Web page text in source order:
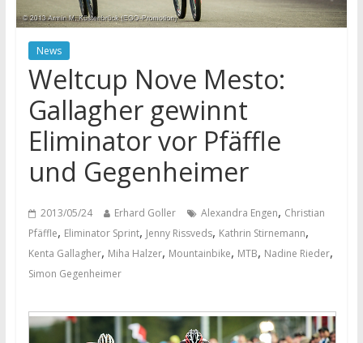
News
Weltcup Nove Mesto:
Gallagher gewinnt
Eliminator vor Pfäffle
und Gegenheimer
2013/05/24 Erhard Goller Alexandra Engen, Christian
Pfäffle, Eliminator Sprint, Jenny Rissveds, Kathrin Stirnemann,
Kenta Gallagher, Miha Halzer, Mountainbike, MTB, Nadine Rieder,
Simon Gegenheimer